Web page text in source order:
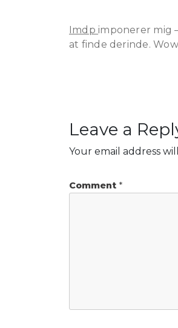
Imdpimponerer mig
at finde derinde.
Leave a
Your email address
Comment *